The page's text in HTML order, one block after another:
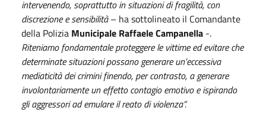
intervenendo, soprattutto in situazioni di fragilità, con
discrezione e sensibilità– ha sottolineato il Comandante
della Polizia Municipale Raffaele Campanella -.
Riteniamo fondamentale proteggere le vittime ed evitare che
determinate situazioni possano generare un’eccessiva
mediaticità dei crimini finendo, per contrasto, a generare
involontariamente un effetto contagio emotivo e ispirando
gli aggressori ad emulare il reato di violenza”.